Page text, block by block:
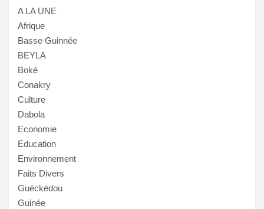
A LA UNE
Afrique
Basse Guinnée
BEYLA
Boké
Conakry
Culture
Dabola
Economie
Education
Environnement
Faits Divers
Guéckédou
Guinée